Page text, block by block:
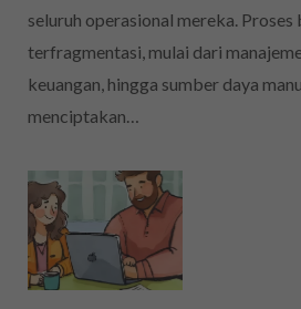
seluruh operasional mereka. Proses
terfragmentasi, mulai dari
keuangan, hingga sumber daya
menciptakan…